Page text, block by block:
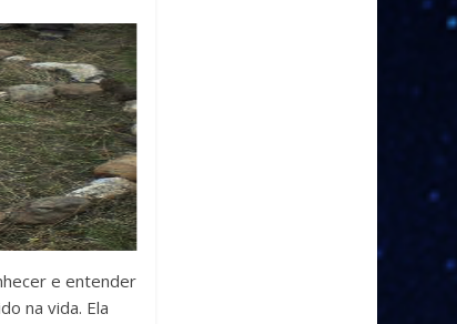
e entender
na vida. Ela